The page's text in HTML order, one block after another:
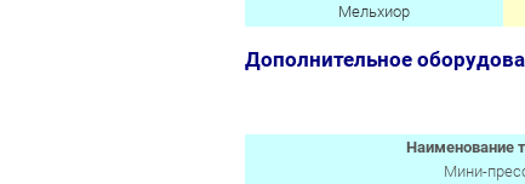
Мельхиор
Дополнительное
Наименование
Мини-